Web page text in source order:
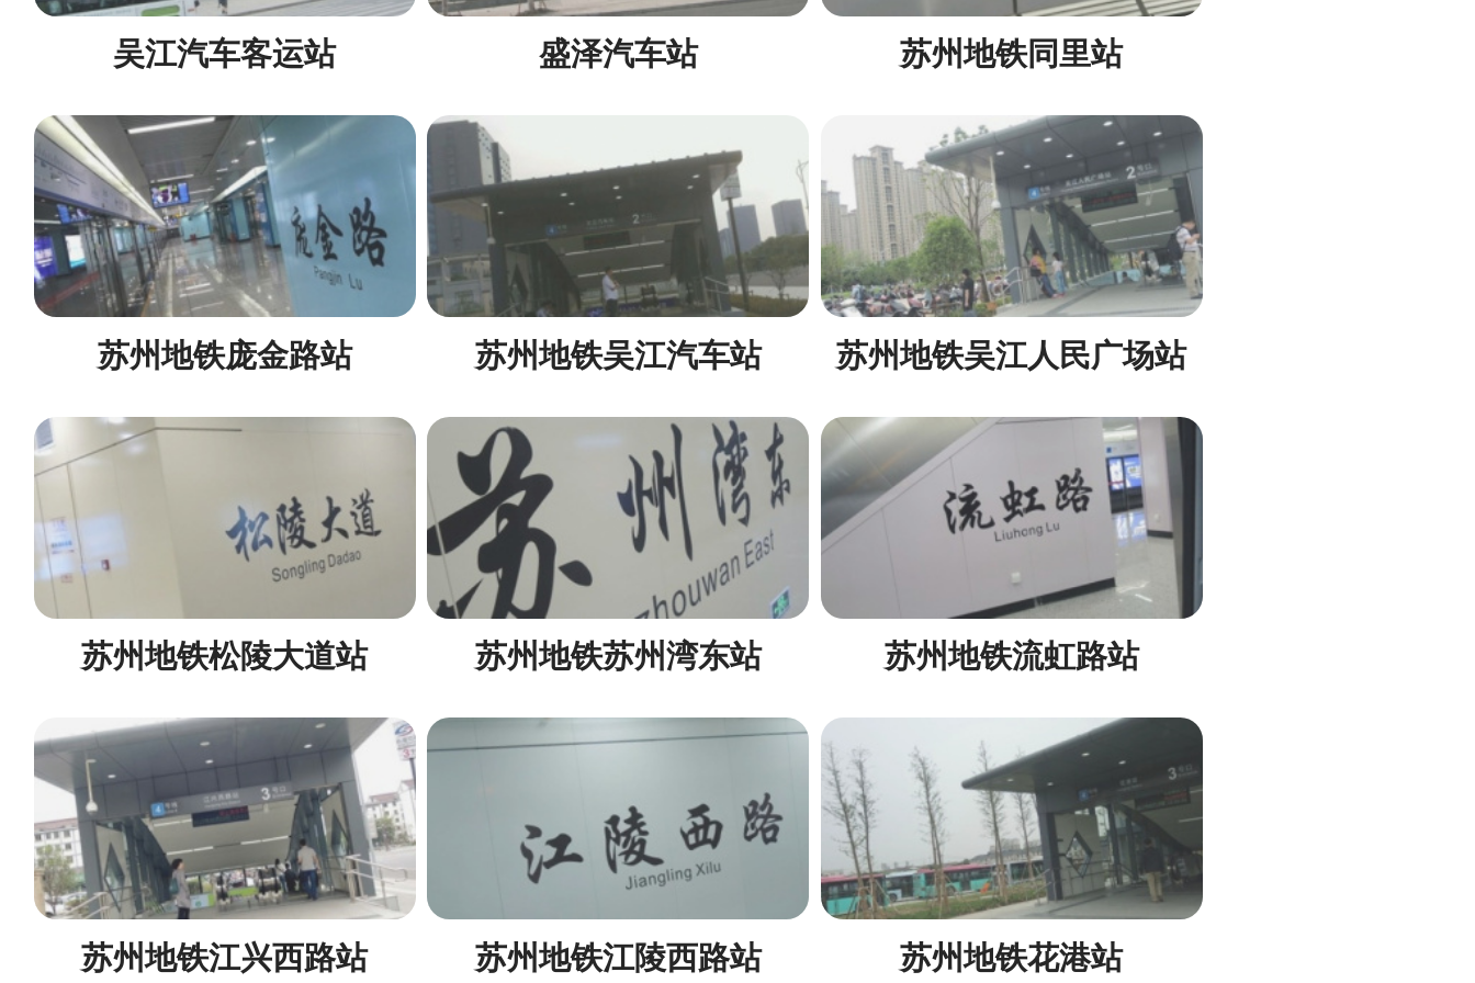
吴江汽车客运站 盛泽汽车站 苏州地铁同里站
苏州地铁庞金路站 苏州地铁吴江汽车站 苏州地铁吴江人民广场站
苏州地铁松陵大道站 苏州地铁苏州湾东站 苏州地铁流虹路站
苏州地铁江兴西路站 苏州地铁江陵西路站 苏州地铁花港站